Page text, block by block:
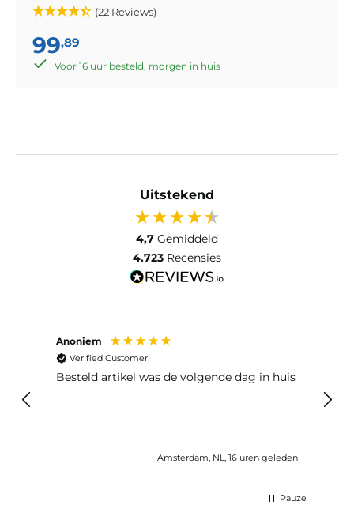
(22 Reviews)
99,89
Voor 16 uur besteld, morgen in huis
Uitstekend
4,7 Gemiddeld
4.723 Recensies
Anoniem
Verified Customer
Besteld artikel was de volgende dag in huis
Amsterdam, NL, 16 uren geleden
Pauze